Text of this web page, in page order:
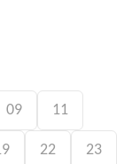
09 11
22 23